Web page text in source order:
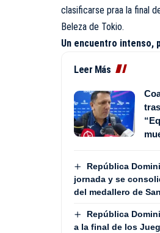
clasificarse praa la final
Beleza de Tokio.
Un encuentro intenso,
Leer Más
República
jornada y se
del medallero de
República
a la final de los